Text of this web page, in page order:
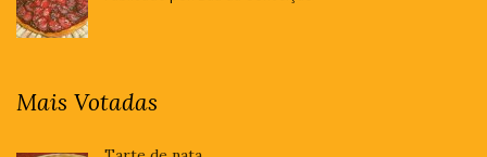
Mais Votadas